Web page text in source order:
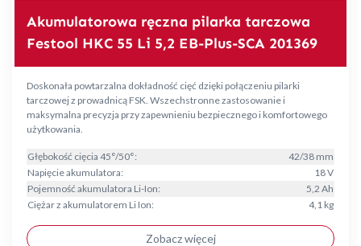
Akumulatorowa ręczna pilarka tarczowa
Festool HKC 55 Li 5,2 EB-Plus-SCA 201369
Doskonała powtarzalna dokładność cięć dzięki połączeniu pilarki
tarczowej z prowadnicą FSK. Wszechstronne zastosowanie i
maksymalna precyzja przy zapewnieniu bezpiecznego i komfortowego
użytkowania.
Głębokość cięcia 45°/50°:
42/38 mm
Napięcie akumulatora:
18 V
Pojemność akumulatora Li-Ion:
5,2 Ah
Ciężar z akumulatorem Li Ion:
4,1 kg
Zobacz więcej